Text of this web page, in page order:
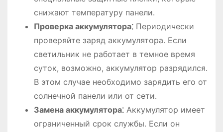
снижают температуру панели․
Проверка аккумулятора⁚Периодически
проверяйте заряд аккумулятора․ Если
светильник не работает в темное время
суток, возможно, аккумулятор разрядился․
В этом случае необходимо зарядить его от
солнечной панели или от сети․
Замена аккумулятора⁚Аккумулятор имеет
ограниченный срок службы․ Если он